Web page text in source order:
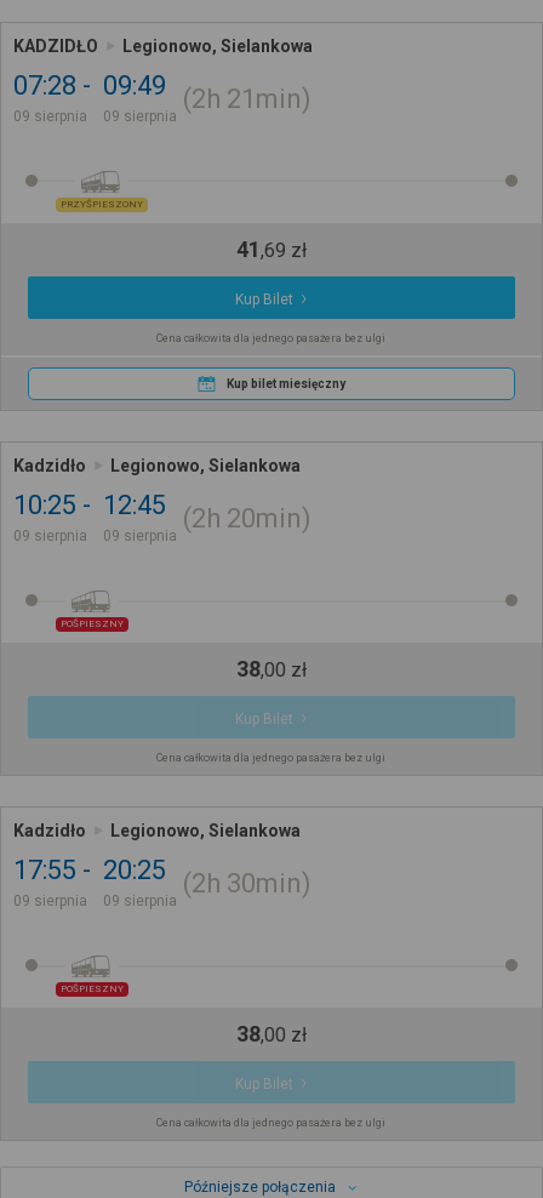
KADZIDŁO Legionowo, Sielankowa
07:28
09 sierpnia
09:49
09 sierpnia
2h 21min
PRZYŚPIESZONY
41,69 zł
Kup Bilet
Cena całkowita dla jednego pasażera bez ulgi
Kup bilet miesięczny
Kadzidło Legionowo, Sielankowa
10:25
09 sierpnia
12:45
09 sierpnia
2h 20min
POŚPIESZNY
38,00 zł
Kup Bilet
Cena całkowita dla jednego pasażera bez ulgi
Kadzidło Legionowo, Sielankowa
17:55
09 sierpnia
20:25
09 sierpnia
2h 30min
POŚPIESZNY
38,00 zł
Kup Bilet
Cena całkowita dla jednego pasażera bez ulgi
Późniejsze połączenia